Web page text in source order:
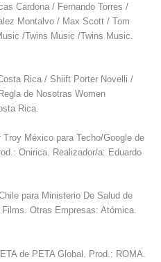
Cardona / Fernando Torres /
Montalvo / Max Scott / Tom
/Twins Music /Twins Music.
Rica / Shiift Porter Novelli /
de Nosotras Women
Rica.
Troy México para Techo/Google de
Onirica. Realizador/a: Eduardo
para Ministerio De Salud de
Otras Empresas: Atómica.
de PETA Global. Prod.: ROMA.